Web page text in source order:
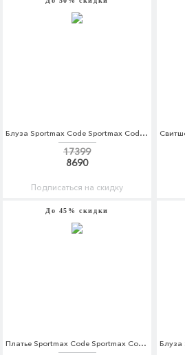
Блуза Sportmax Code Sportmax Code SP027EWADSC9
17399
8690
Подписаться на скидку
До 45% скидки
Платье Sportmax Code Sportmax Code SP027EWORC89